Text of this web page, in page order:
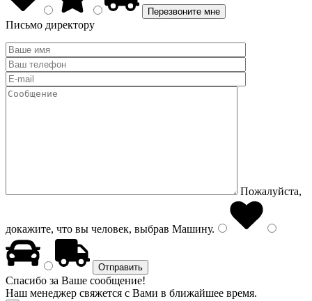
Письмо директору
Пожалуйста,
докажите, что вы человек, выбрав Машину.
Спасибо за Ваше сообщение!
Наш менеджер свяжется с Вами в ближайшее время.